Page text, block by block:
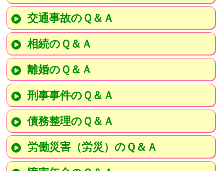
交通事故のＱ＆Ａ
相続のＱ＆Ａ
離婚のＱ＆Ａ
刑事事件のＱ＆Ａ
債務整理のＱ＆Ａ
労働災害（労災）のＱ＆Ａ